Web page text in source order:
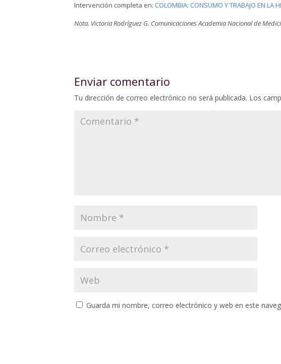
Intervención completa en: COLOMBIA: CONSUMO Y TRABAJO EN LA
Nota. Victoria Rodríguez G. Comunicaciones Academia Nacional de
Enviar comentario
Tu dirección de correo electrónico no será publicada. Los
Guarda mi nombre, correo electrónico y web en este